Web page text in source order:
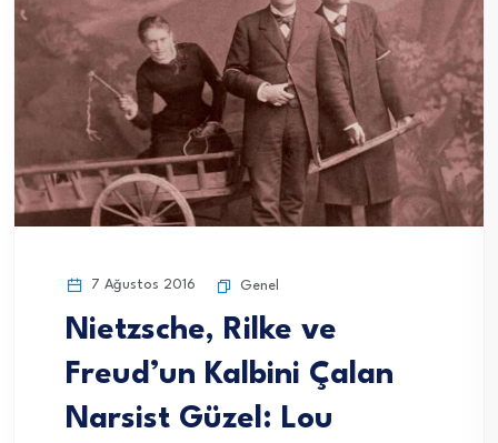
7 Ağustos 2016 Genel
Nietzsche, Rilke ve
Freud’un Kalbini Çalan
Narsist Güzel: Lou